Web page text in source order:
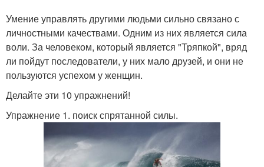
Умение управлять другими людьми сильно связано с
личностными качествами. Одним из них является сила
воли. За человеком, который является "Тряпкой", вряд
ли пойдут последователи, у них мало друзей, и они не
пользуются успехом у женщин.
Делайте эти 10 упражнений!
Упражнение 1. поиск спрятанной силы.